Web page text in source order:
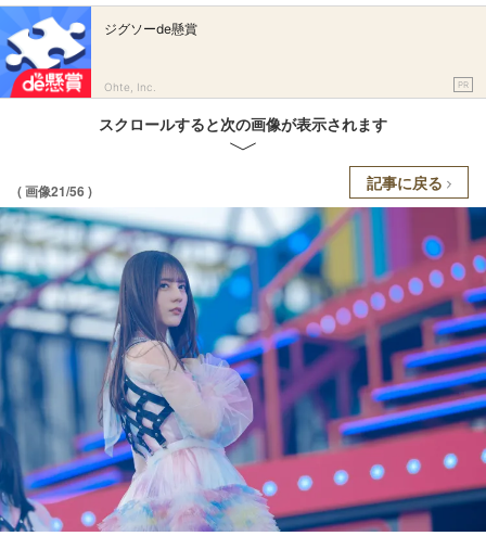
ジグソーde懸賞
Ohte, Inc. PR
スクロールすると次の画像が表示されます
( 画像21/56 ) 記事に戻る